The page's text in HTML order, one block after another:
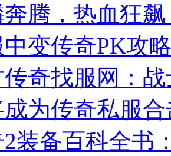
奔腾，热血狂
变传奇PK攻
奇找服网：
为传奇私服
装备百科全书